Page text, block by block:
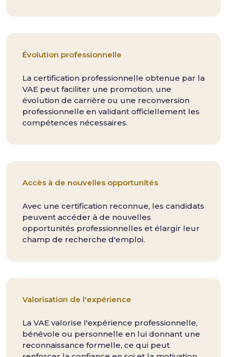
Évolution professionnelle
La certification professionnelle obtenue par la
VAE peut faciliter une promotion, une
évolution de carrière ou une reconversion
professionnelle en validant officiellement les
compétences nécessaires.
Accès à de nouvelles opportunités
Avec une certification reconnue, les candidats
peuvent accéder à de nouvelles
opportunités professionnelles et élargir leur
champ de recherche d'emploi.
Valorisation de l'expérience
La VAE valorise l'expérience professionnelle,
bénévole ou personnelle en lui donnant une
reconnaissance formelle, ce qui peut